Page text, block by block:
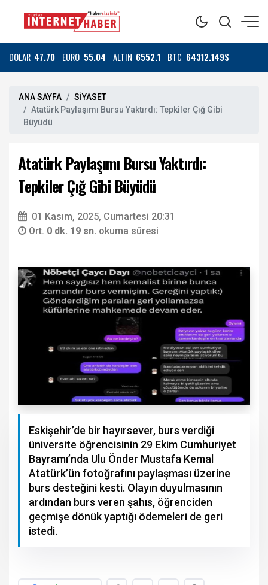
DOLAR 47.70 EURO 55.04 ALTIN 6552.1 BTC 64312.149$
ANA SAYFA
SİYASET
Atatürk Paylaşımı Bursu Yaktırdı: Tepkiler Çığ Gibi
Büyüdü
Atatürk Paylaşımı Bursu Yaktırdı:
Tepkiler Çığ Gibi Büyüdü
01 Kasım, 2025, Cumartesi 20:31
Ort. 0 dk. 19 sn. okuma süresi
Eskişehir’de bir hayırsever, burs verdiği
üniversite öğrencisinin 29 Ekim Cumhuriyet
Bayramı’nda Ulu Önder Mustafa Kemal
Atatürk’ün fotoğrafını paylaşması üzerine
burs desteğini kesti. Olayın duyulmasının
ardından burs veren şahıs, öğrenciden
geçmişe dönük yaptığı ödemeleri de geri
istedi.